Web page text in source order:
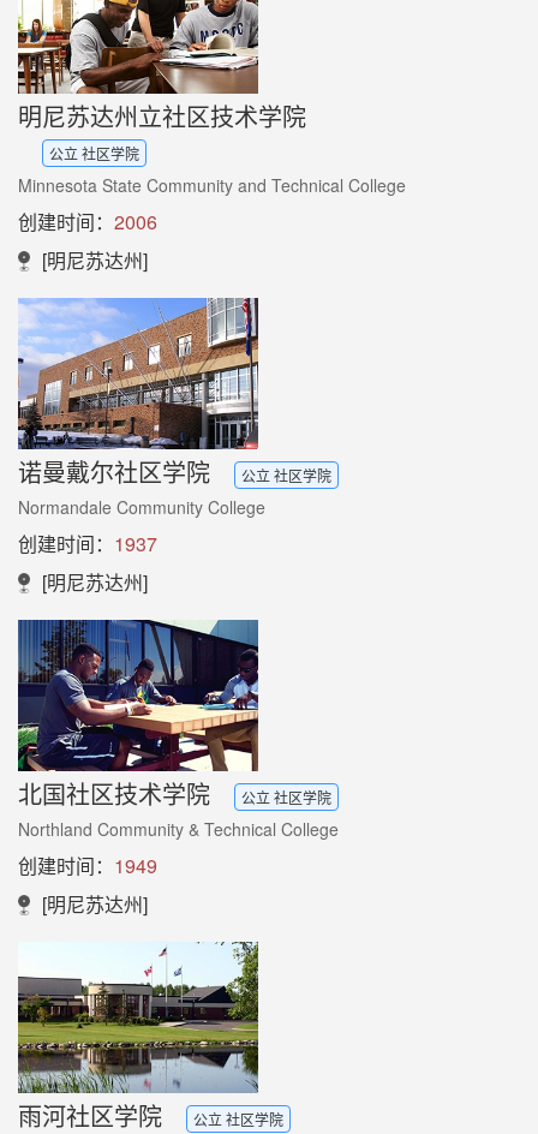
明尼苏达州立社区技术学院
公立 社区学院
Minnesota State Community and Technical College
创建时间： 2006
[明尼苏达州]
诺曼戴尔社区学院 公立 社区学院
Normandale Community College
创建时间： 1937
[明尼苏达州]
北国社区技术学院 公立 社区学院
Northland Community & Technical College
创建时间： 1949
[明尼苏达州]
雨河社区学院 公立 社区学院